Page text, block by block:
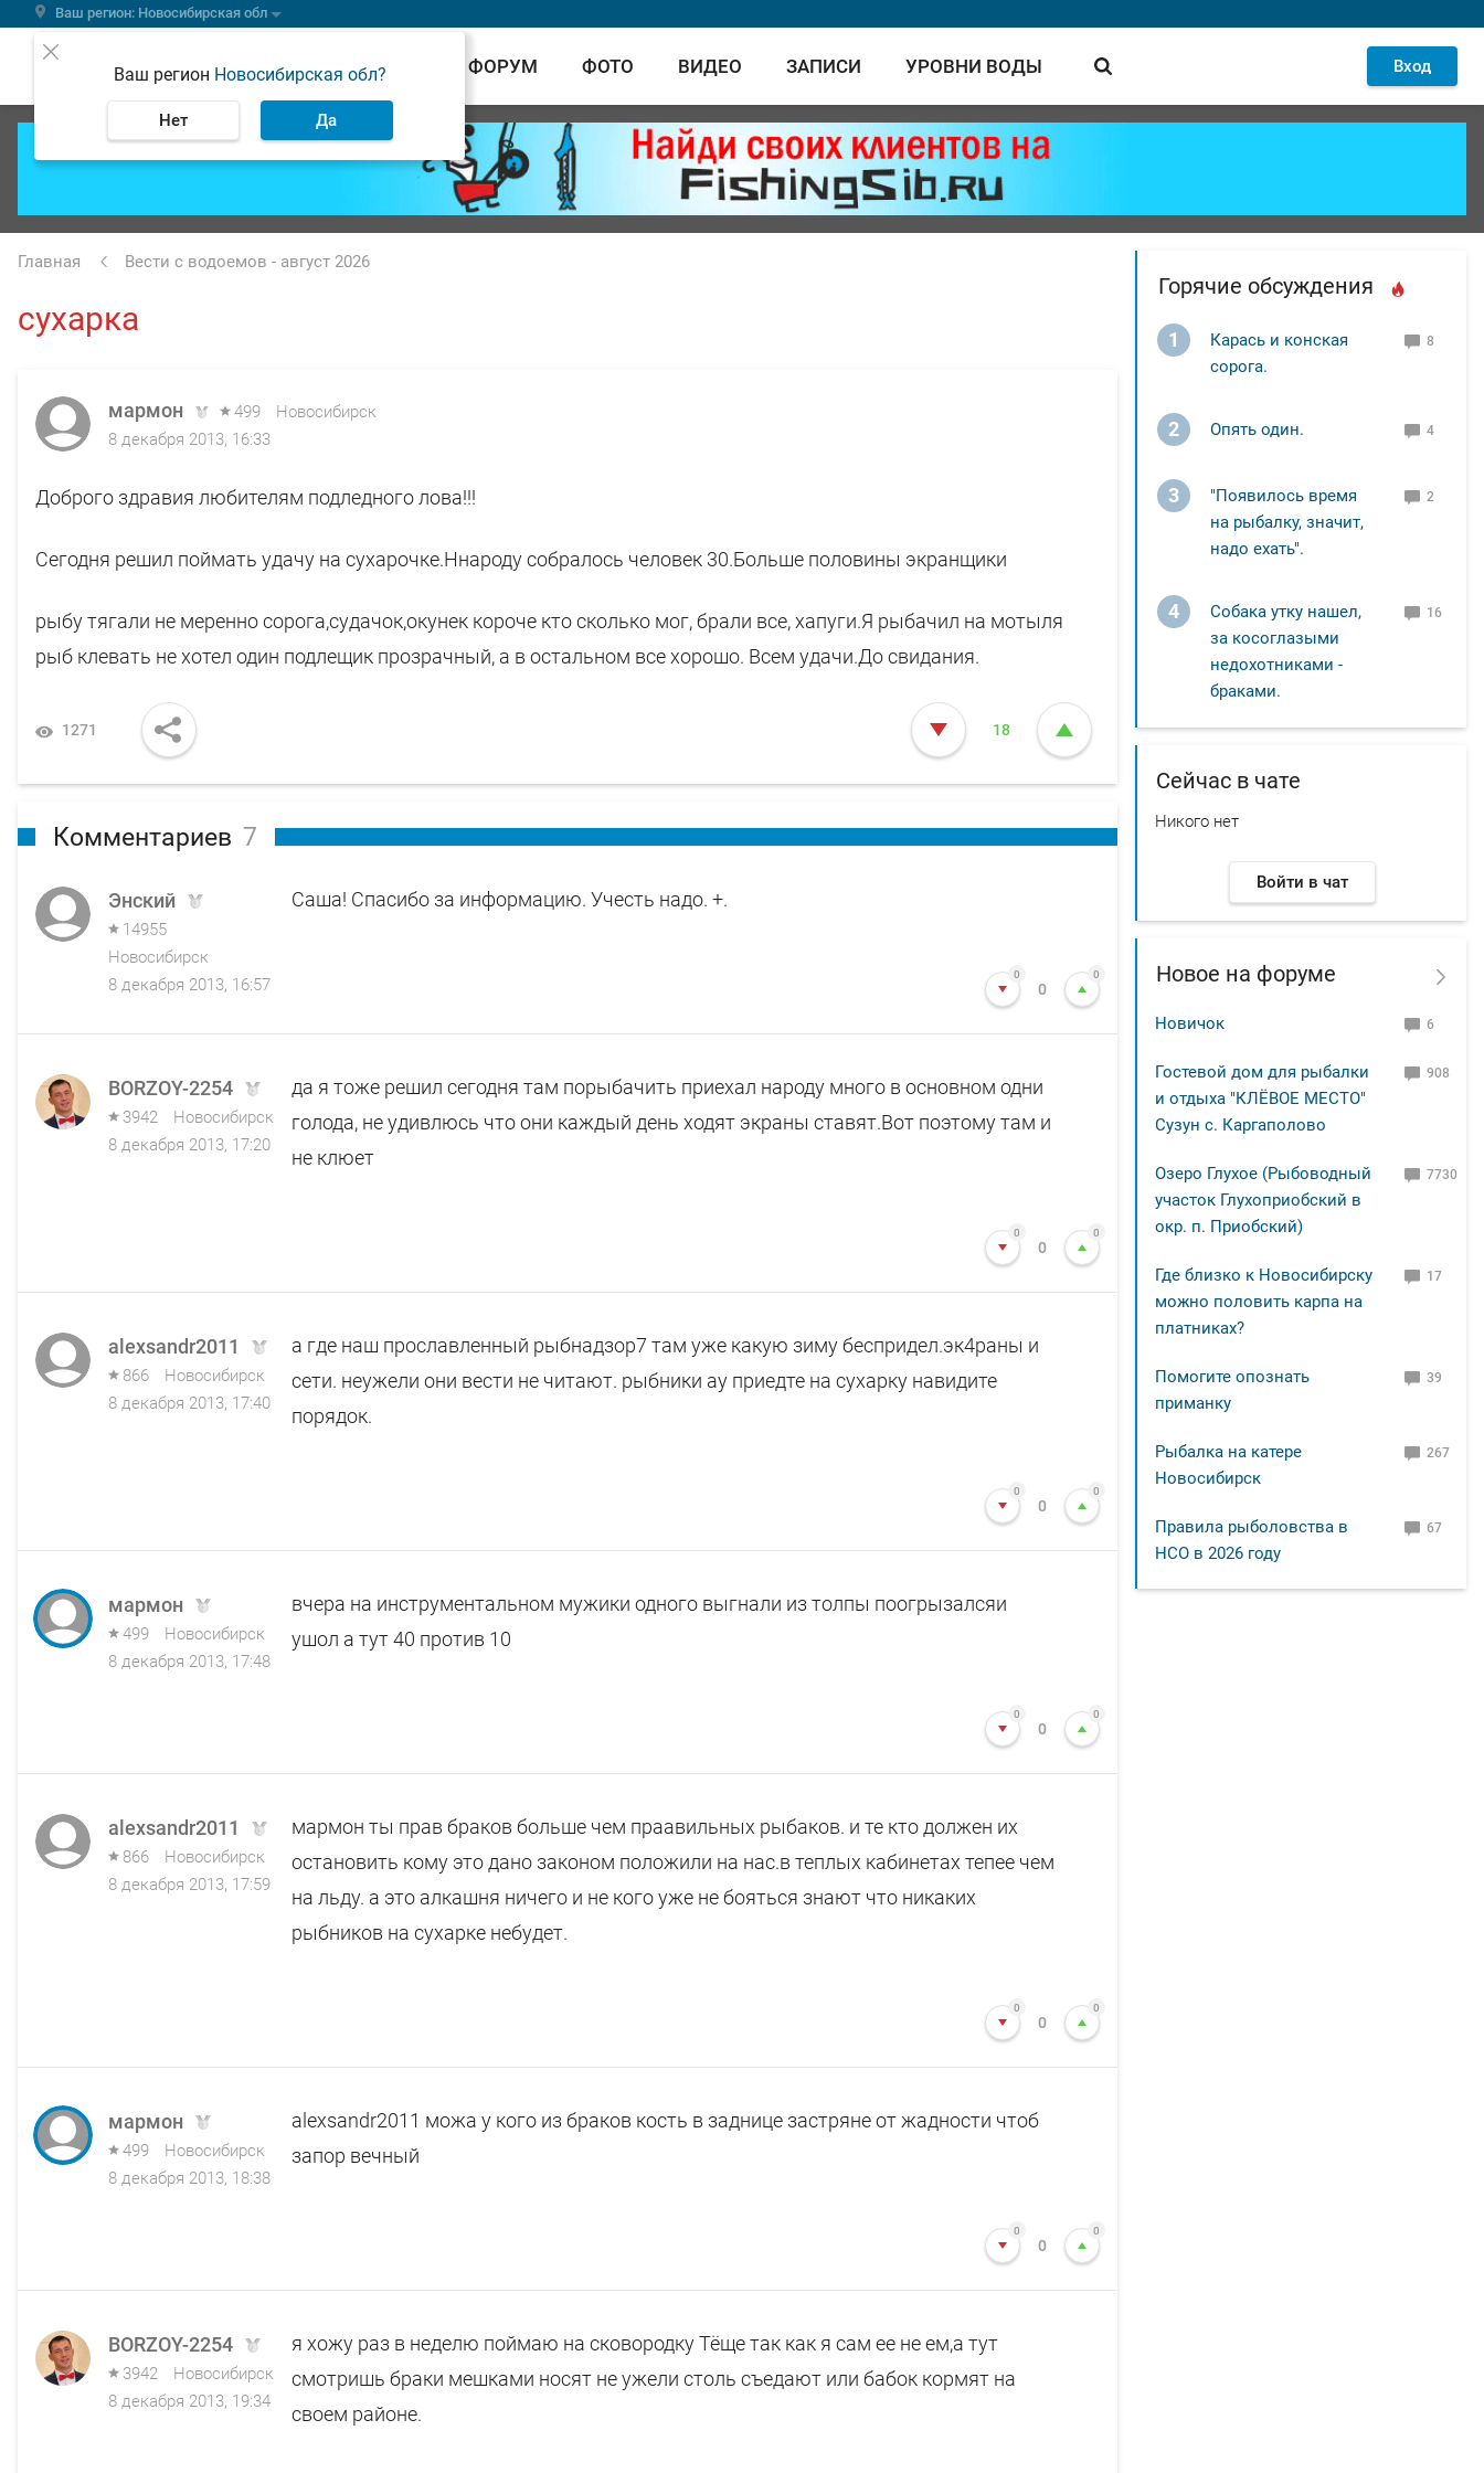
Ваш регион: Новосибирская обл
Ваш регион Новосибирская обл?
Нет Да
ВЕСТИ ФОРУМ ФОТО ВИДЕО ЗАПИСИ УРОВНИ ВОДЫ Вход
Главная Вести с водоемов - август 2026
сухарка
мармон 499
Новосибирск
8 декабря 2013, 16:33
Доброго здравия любителям подледного лова!!!
Сегодня решил поймать удачу на сухарочке.Ннароду собралось человек 30.Больше половины экранщики
рыбу тягали не меренно сорога,судачок,окунек короче кто сколько мог, брали все, хапуги.Я рыбачил на мотыля
рыб клевать не хотел один подлещик прозрачный, а в остальном все хорошо. Всем удачи.До свидания.
1271 18
Комментариев 7
Энский
14955
Новосибирск
8 декабря 2013, 16:57
Саша! Спасибо за информацию. Учесть надо. +.
0
0
0
BORZOY-2254
3942
Новосибирск
8 декабря 2013, 17:20
да я тоже решил сегодня там порыбачить приехал народу много в основном одни
голода, не удивлюсь что они каждый день ходят экраны ставят.Вот поэтому там и
не клюет
0
0
0
alexsandr2011
866
Новосибирск
8 декабря 2013, 17:40
а где наш прославленный рыбнадзор7 там уже какую зиму беспридел.эк4раны и
сети. неужели они вести не читают. рыбники ау приедте на сухарку навидите
порядок.
0
0
0
мармон
499
Новосибирск
8 декабря 2013, 17:48
вчера на инструментальном мужики одного выгнали из толпы поогрызалсяи
ушол а тут 40 против 10
0
0
0
alexsandr2011
866
Новосибирск
8 декабря 2013, 17:59
мармон ты прав браков больше чем праавильных рыбаков. и те кто должен их
остановить кому это дано законом положили на нас.в теплых кабинетах тепее чем
на льду. а это алкашня ничего и не кого уже не бояться знают что никаких
рыбников на сухарке небудет.
0
0
0
мармон
499
Новосибирск
8 декабря 2013, 18:38
alexsandr2011 можа у кого из браков кость в заднице застряне от жадности чтоб
запор вечный
0
0
0
BORZOY-2254
3942
Новосибирск
8 декабря 2013, 19:34
я хожу раз в неделю поймаю на сковородку Тёще так как я сам ее не ем,а тут
смотришь браки мешками носят не ужели столь съедают или бабок кормят на
своем районе.
Горячие обсуждения
1
Карась и конская
сорога.
8
2 Опять один. 4
3
"Появилось время
на рыбалку, значит,
надо ехать".
2
4
Собака утку нашел,
за косоглазыми
недохотниками -
браками.
16
Сейчас в чате
Никого нет
Войти в чат
Новое на форуме
Новичок 6
Гостевой дом для рыбалки
и отдыха "КЛЁВОЕ МЕСТО"
Сузун с. Каргаполово
908
Озеро Глухое (Рыбоводный
участок Глухоприобский в
окр. п. Приобский)
7730
Где близко к Новосибирску
можно половить карпа на
платниках?
17
Помогите опознать
приманку
39
Рыбалка на катере
Новосибирск
267
Правила рыболовства в
НСО в 2026 году
67